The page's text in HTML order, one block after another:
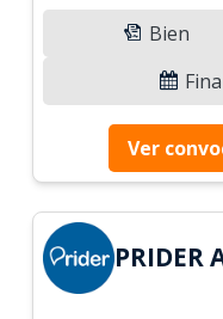
Bien
Ver
PRIDER